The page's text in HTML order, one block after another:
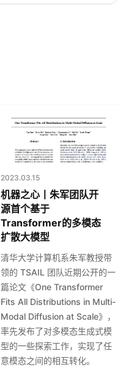
2023.03.15
机器之心丨朱军团队开
源首个基于
Transformer的多模态
扩散大模型
清华大学计算机系朱军教授带
领的 TSAIL 团队近期公开的一
篇论文《One Transformer
Fits All Distributions in Multi-
Modal Diffusion at Scale》，
率先发布了对多模态生成式模
型的一些探索工作，实现了任
意模态之间的相互转化。